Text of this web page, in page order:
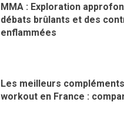
MMA : Exploration
débats brûlants et des
enflammées
Les meilleurs
workout en France :